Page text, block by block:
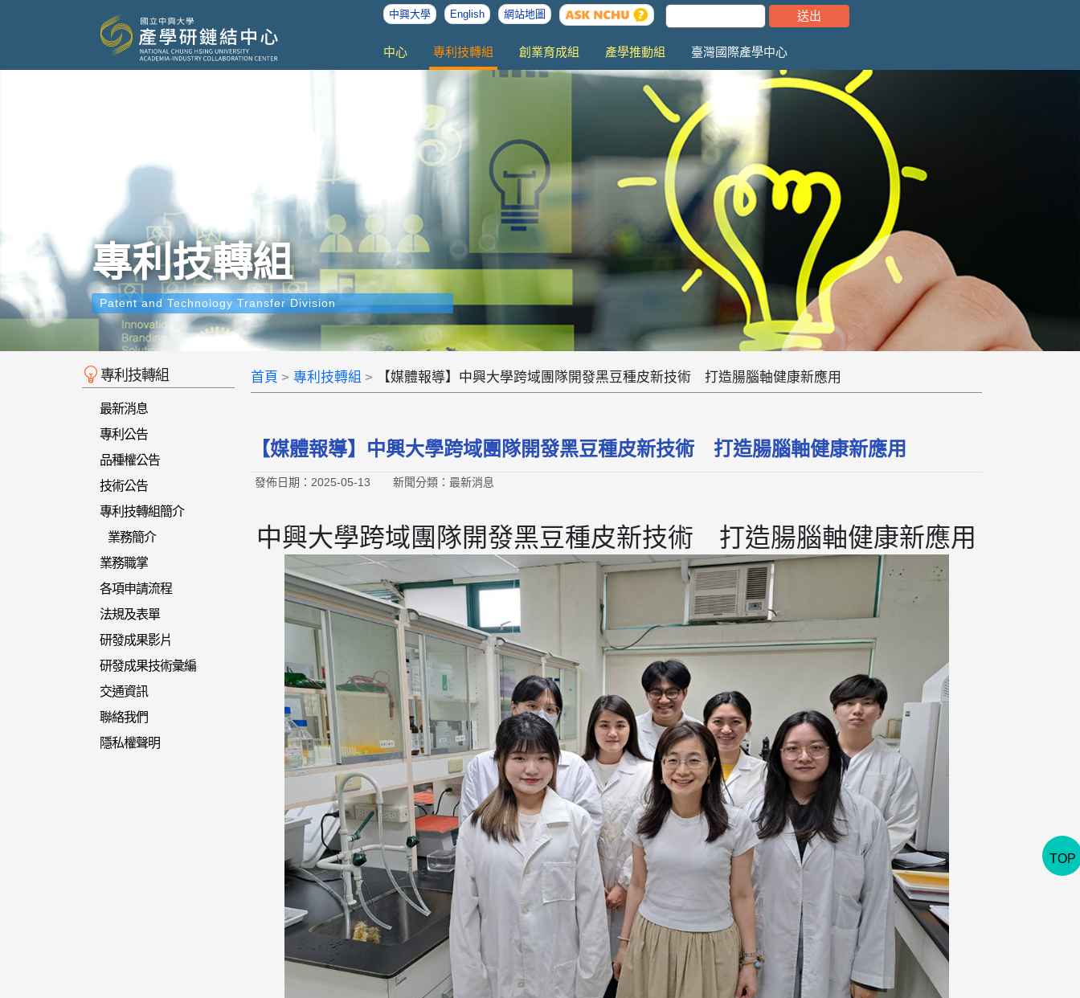
中興大學 English 網站地圖
中心 專利技轉組 創業育成組 產學推動組 臺灣國際產學中心
專利技轉組
Patent and Technology Transfer Division
專利技轉組
最新消息
專利公告
品種權公告
技術公告
專利技轉組簡介
業務簡介
業務職掌
各項申請流程
法規及表單
研發成果影片
研發成果技術彙編
交通資訊
聯絡我們
隱私權聲明
首頁 專利技轉組 【媒體報導】中興大學跨域團隊開發黑豆種皮新技術 打造腸腦軸健康新應用
【媒體報導】中興大學跨域團隊開發黑豆種皮新技術 打造腸腦軸健康新應用
發佈日期：2025-05-13 新聞分類：最新消息
中興大學跨域團隊開發黑豆種皮新技術 打造腸腦軸健康新應用
TOP